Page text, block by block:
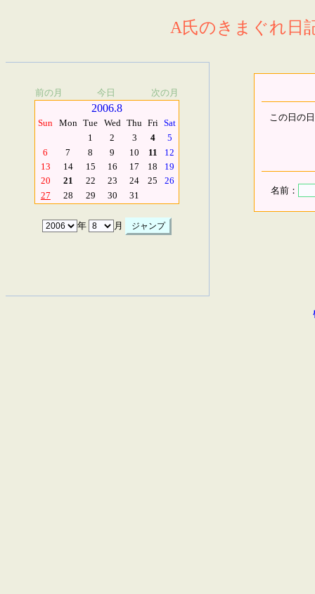
A氏のきまぐれ日
前の月 今日 次の月
2006.8
Sun Mon Tue Wed Thu Fri Sat
1
2 3 4
5
6
7 8 9 10 11
12
13
14 15 16 17 18
19
20
21 22 23 24 25
26
27
28 29 30 31
年 月
この日の
名前：